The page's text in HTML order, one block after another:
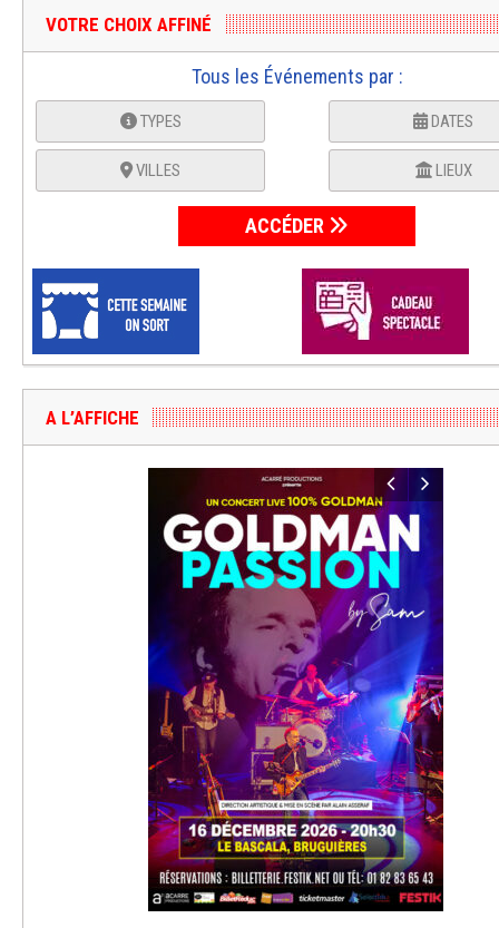
VOTRE CHOIX AFFINÉ
Tous les Événements par :
TYPES DATES
VILLES LIEUX
ACCÉDER
A L’AFFICHE